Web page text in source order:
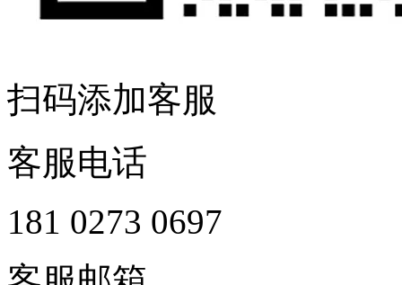
扫码添加客服
客服电话
181 0273 0697